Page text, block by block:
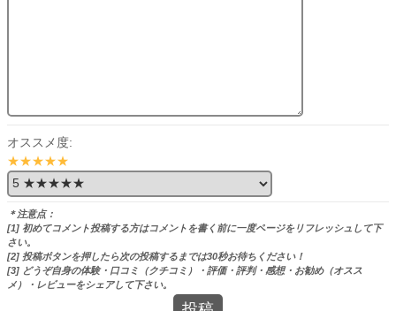
オススメ度:
★★★★★
＊注意点：
[1] 初めてコメント投稿する方はコメントを書く前に一度ページをリフレッシュして下
さい。
[2] 投稿ボタンを押したら次の投稿するまでは30秒お待ちください！
[3] どうぞ自身の体験・口コミ（クチコミ）・評価・評判・感想・お勧め（オスス
メ）・レビューをシェアして下さい。